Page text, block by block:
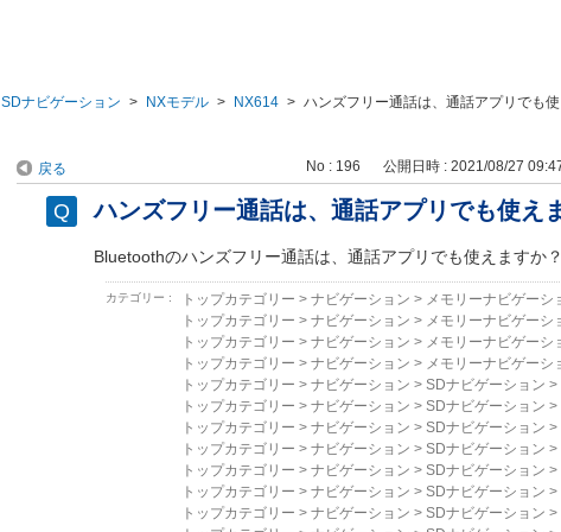
SDナビゲーション > NXモデル > NX614 > ハンズフリー通話は、通話アプリでも
戻る No : 196 公開日時 : 2021/08/27
ハンズフリー通話は、通話アプリでも使え
Bluetoothのハンズフリー通話は、 通話アプリでも使えますか
カテゴリー : トップカテゴリー > ナビゲーション > メモリーナビゲーシ
トップカテゴリー > ナビゲーション > メモリーナビゲーシ
トップカテゴリー > ナビゲーション > メモリーナビゲーシ
トップカテゴリー > ナビゲーション > メモリーナビゲーシ
トップカテゴリー > ナビゲーション > SDナビゲーション >
トップカテゴリー > ナビゲーション > SDナビゲーション >
トップカテゴリー > ナビゲーション > SDナビゲーション >
トップカテゴリー > ナビゲーション > SDナビゲーション >
トップカテゴリー > ナビゲーション > SDナビゲーション >
トップカテゴリー > ナビゲーション > SDナビゲーション >
トップカテゴリー > ナビゲーション > SDナビゲーション >